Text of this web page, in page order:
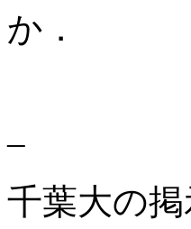
か．
–
千葉大の